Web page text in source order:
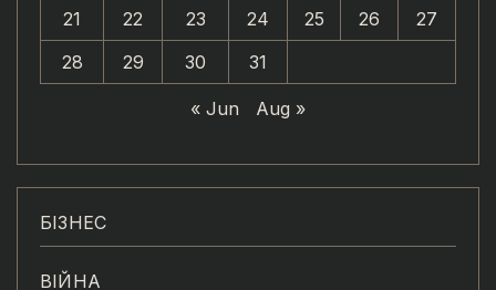
21
22 23 24 25 26
27
28
29 30 31
« Jun Aug »
БІЗНЕС
ВІЙНА